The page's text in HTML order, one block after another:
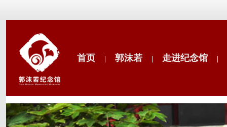
首页 郭沫若 走进纪念馆